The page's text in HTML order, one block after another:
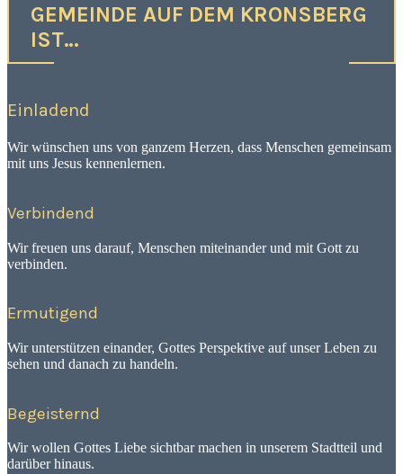
GEMEINDE AUF DEM KRONSBERG
IST…
Einladend
Wir wünschen uns von ganzem Herzen, dass Menschen gemeinsam
mit uns Jesus kennenlernen.
Verbindend
Wir freuen uns darauf, Menschen miteinander und mit Gott zu
verbinden.
Ermutigend
Wir unterstützen einander, Gottes Perspektive auf unser Leben zu
sehen und danach zu handeln.
Begeisternd
Wir wollen Gottes Liebe sichtbar machen in unserem Stadtteil und
darüber hinaus.